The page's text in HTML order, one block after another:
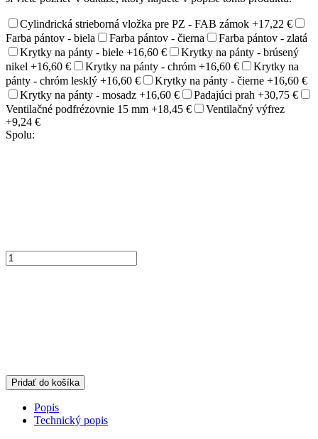
Cylindrická strieborná vložka pre PZ - FAB zámok +17,22 €
Farba pántov - biela
Farba pántov - čierna
Farba pántov - zlatá
Krytky na pánty - biele +16,60 €
Krytky na pánty - brúsený
nikel +16,60 € Krytky na pánty - chróm +16,60 €
Krytky na
pánty - chróm lesklý +16,60 € Krytky na pánty - čierne +16,60 €
Krytky na pánty - mosadz +16,60 € Padajúci prah +30,75 €
Ventilačné podfrézovnie 15 mm +18,45 €
Ventilačný výfrez
+9,24 €
Spolu:
Pridať do košíka
Popis
Technický popis